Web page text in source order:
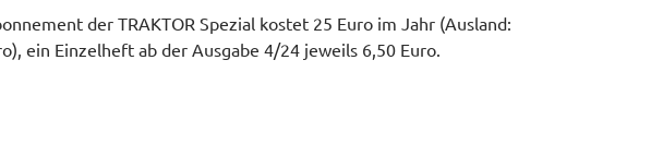
der TRAKTOR Spezial kostet 25 Euro im Jahr (Ausland:
ein Einzelheft ab der Ausgabe 4/24 jeweils 6,50 Euro.